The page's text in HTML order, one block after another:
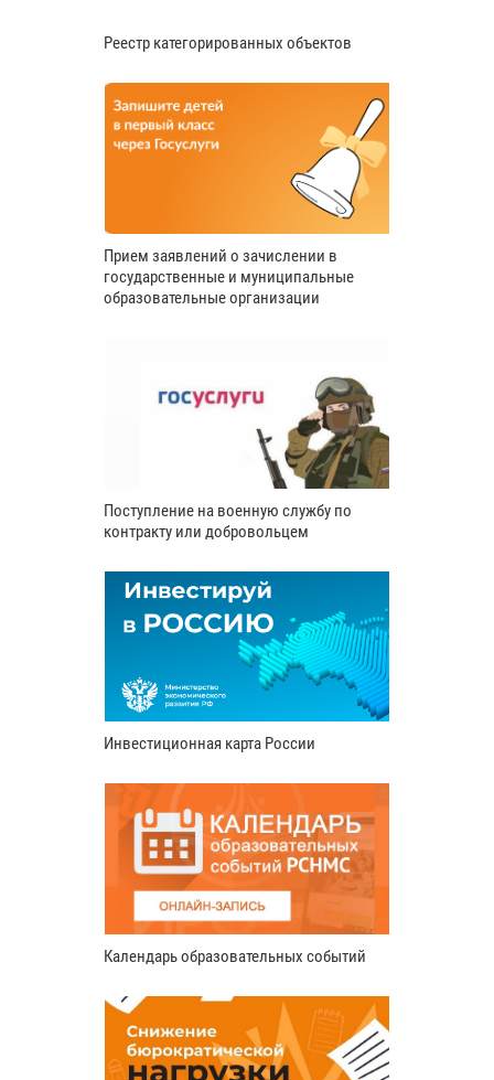
Реестр категорированных объектов
Прием заявлений о зачислении в
государственные и муниципальные
образовательные организации
Поступление на военную службу по
контракту или добровольцем
Инвестиционная карта России
Календарь образовательных событий